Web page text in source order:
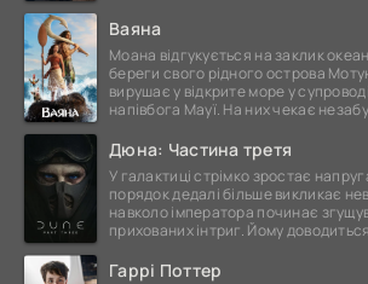
Ваяна
Моана відгукується на заклик
береги свого рідного острова
вирушає у відкрите море у
напівбога Мауї. На них чекає
Дюна: Частина третя
У галактиці стрімко зростає
порядок дедалі більше викликає
навколо імператора починає
прихованих інтриг. Йому
Гаррі Поттер